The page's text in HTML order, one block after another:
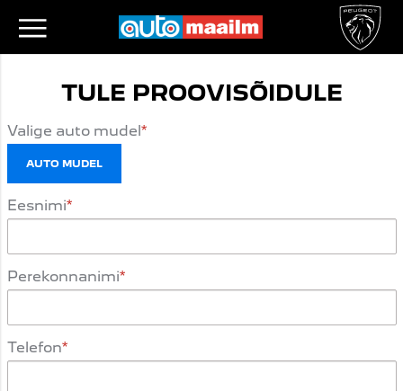
TULE PROOVISÕIDULE
Valige auto mudel
AUTO MUDEL
Eesnimi
Perekonnanimi
Telefon